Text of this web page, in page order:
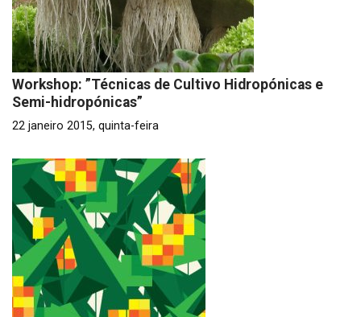
Workshop: ”Técnicas de Cultivo Hidropónicas e
Semi-hidropónicas”
22 janeiro 2015, quinta-feira